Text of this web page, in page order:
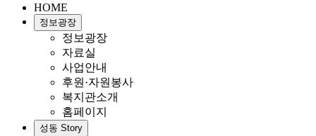
HOME
정보광장
정보광장
자료실
사업안내
후원·자원봉사
복지관소개
홈페이지
성동 Story